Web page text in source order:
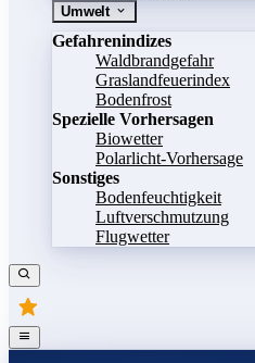
Umwelt
Gefahrenindizes
Waldbrandgefahr
Graslandfeuerindex
Bodenfrost
Spezielle Vorhersagen
Biowetter
Polarlicht-Vorhersage
Sonstiges
Bodenfeuchtigkeit
Luftverschmutzung
Flugwetter